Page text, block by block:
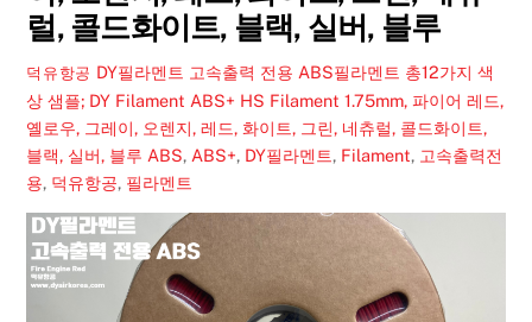
럴, 콜드화이트, 블랙, 실버, 블루
덕유항공 DY필라멘트 고속출력 전용 ABS필라멘트 총12가지 색
상 샘플; DY Filament ABS+ HS Filament 1.75mm, 파이어 레드,
옐로우, 그레이, 오렌지, 레드, 화이트, 그린, 네츄럴, 콜드화이트,
블랙, 실버, 블루 ABS, ABS+, DY필라멘트, Filament, 고속출력전
용, 덕유항공, 필라멘트